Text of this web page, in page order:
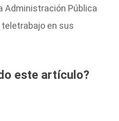
Administración Pública
en sus
este artículo?